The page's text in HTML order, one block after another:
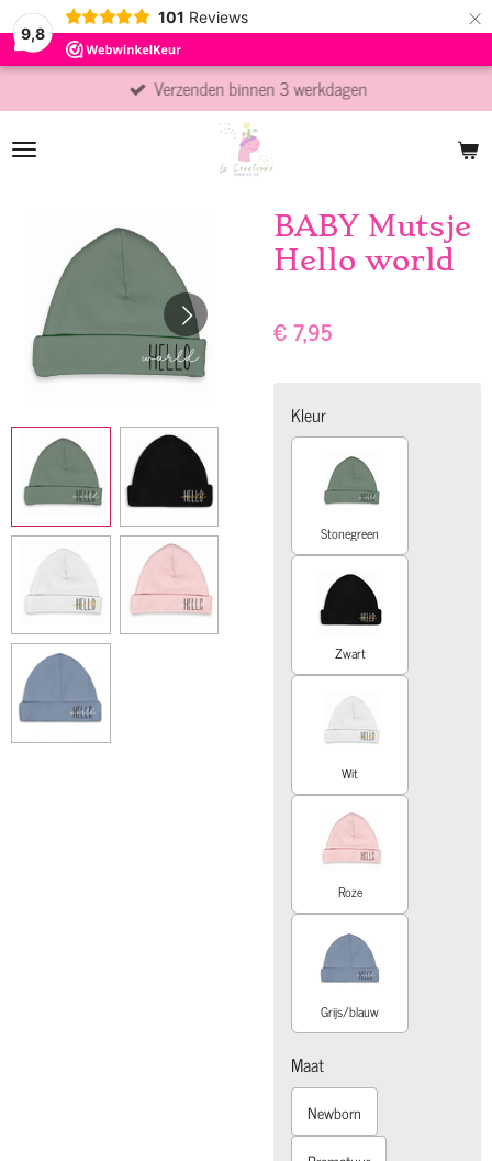
9,8
101 Reviews ×
Verzenden binnen 3 werkdagen
BABY Mutsje
Hello world
€ 7,95
Kleur
Stonegreen
Zwart
Wit
Roze
Grijs/blauw
Maat
Newborn